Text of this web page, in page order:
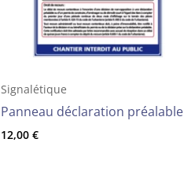
Signalétique
Panneau déclaration préalable
12,00€